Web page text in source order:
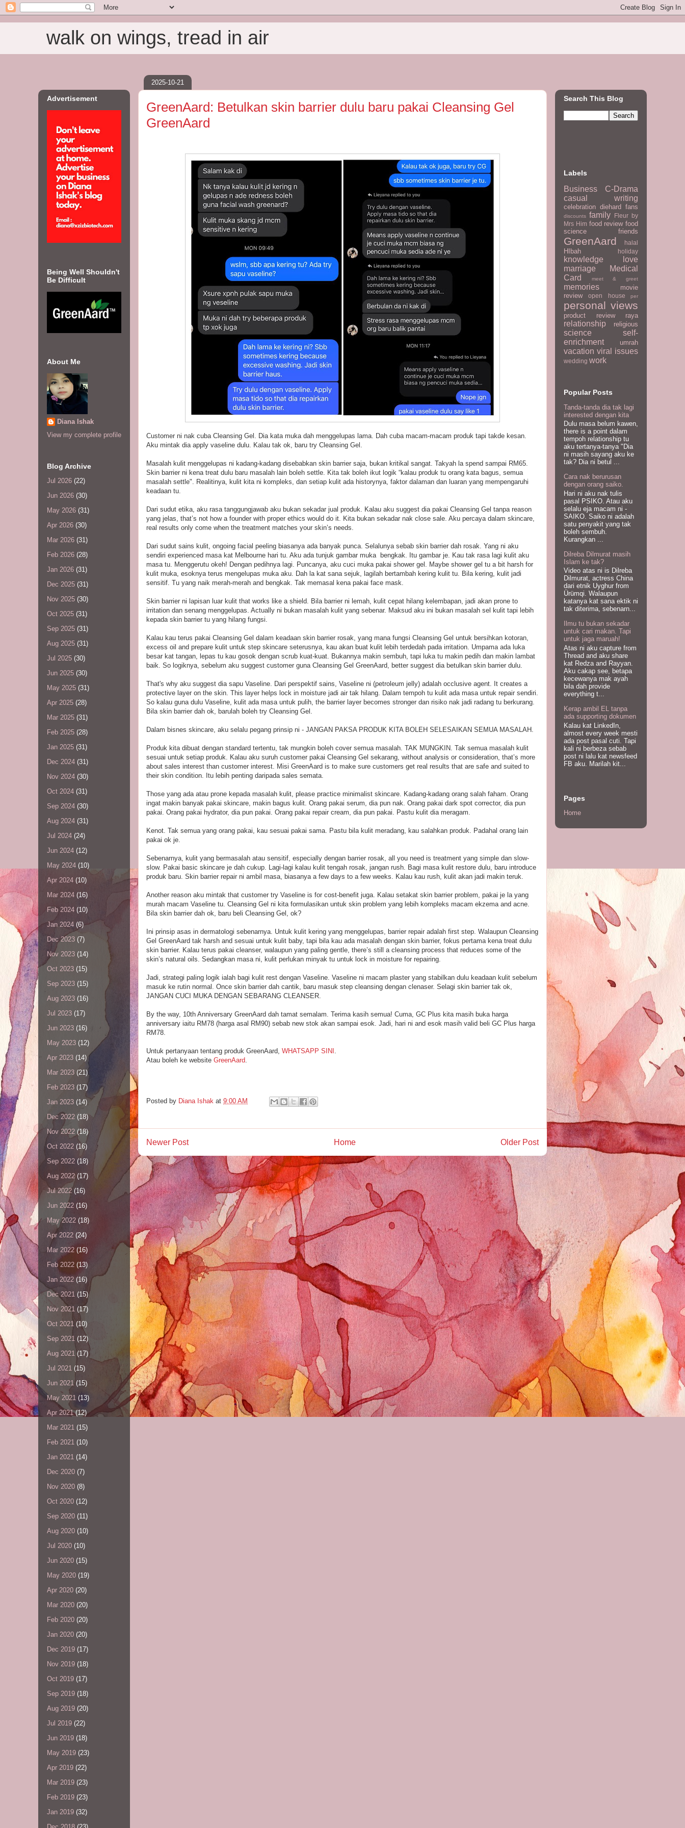
walk on wings, tread in air
2025-10-21
GreenAard: Betulkan skin barrier dulu baru pakai Cleansing Gel
GreenAard
Customer ni nak cuba Cleansing Gel. Dia kata muka dah menggelupas lama. Dah cuba macam-macam produk tapi takde kesan.
Aku mintak dia apply vaseline dulu. Kalau tak ok, baru try Cleansing Gel.
Masalah kulit menggelupas ni kadang-kadang disebabkan skin barrier saja, bukan kritikal sangat. Takyah la spend sampai RM65.
Skin barrier ni kena treat dulu baru masalah lain boleh settle. Kita tak boleh ikut logik “kalau produk tu orang kata bagus, semua
masalah settle". Realitinya, kulit kita ni kompleks, dan setiap kulit ada historynya, faktor dalaman dan luaran yang mempengaruhi
keadaan tu.
Dari sudut etika, aku rasa tanggungjawab aku bukan sekadar jual produk. Kalau aku suggest dia pakai Cleansing Gel tanpa reason
yang jelas, that’s not how a founder with proper ethics would do it. Kita bukan sekadar nak close sale. Aku percaya dalam skincare,
real results only come when the treatment matches your skin’s needs.
Dari sudut sains kulit, ongoing facial peeling biasanya ada banyak punca. Selalunya sebab skin barrier dah rosak. Yang ni aku
sendiri experienced masa kat Melbourne hari tu. Aku ada tunjuk gambar muka bengkak. Itu gambar je. Kau tak rasa lagi kulit aku
masa tu. Menggerutu okeh! Dengan pedihnya lagi. Puncanya, aku cuci muka pakai shower gel. Maybe shower gel tu a bit harsh for
kulit muka, esoknya terus mengelupas muka aku. Dah la kat sana sejuk, lagilah bertambah kering kulit tu. Bila kering, kulit jadi
sensitif. Tu yang naik merah-merah and bengkak. Tak memasal kena pakai face mask.
Skin barrier ni lapisan luar kulit that works like a shield. Bila barrier ni lemah, kulit cepat hilang kelembapan, jadi akan prone to
irritation dan senang menggelupas. Actually ni bukan masalah kulit yang sebenar. Maksud aku ini bukan masalah sel kulit tapi lebih
kepada skin barrier tu yang hilang fungsi.
Kalau kau terus pakai Cleansing Gel dalam keadaan skin barrier rosak, yang mana fungsi Cleansing Gel untuk bersihkan kotoran,
excess oil and prepare kulit untuk step skincare seterusnya, kau akan buat kulit lebih terdedah pada irritation. Umpama ada luka
besar kat tangan, lepas tu kau gosok dengan scrub kuat-kuat. Bukannya makin sembuh, tapi luka tu makin pedih dan makin lambat
baik. So logiknya, sebelum aku suggest customer guna Cleansing Gel GreenAard, better suggest dia betulkan skin barrier dulu.
That's why aku suggest dia sapu Vaseline. Dari perspektif sains, Vaseline ni (petroleum jelly) adalah occlusive agent. It creates a
protective layer on the skin. This layer helps lock in moisture jadi air tak hilang. Dalam tempoh tu kulit ada masa untuk repair sendiri.
So kalau guna dulu Vaseline, kulit ada masa untuk pulih, the barrier layer becomes stronger dan risiko nak jadi radang tu berkurang.
Bila skin barrier dah ok, barulah boleh try Cleansing Gel.
Dalam bisnes skincare, aku selalu pegang prinsip ni - JANGAN PAKSA PRODUK KITA BOLEH SELESAIKAN SEMUA MASALAH.
Produk kita dibuat dengan standard tertentu, tak mungkin boleh cover semua masalah. TAK MUNGKIN. Tak semua masalah kulit
sesuai untuk setiap produk. Kalau aku suruh customer pakai Cleansing Gel sekarang, without analysis or consideration, that’s more
about sales interest than customer interest. Misi GreenAard is to make sure customers get real results that are safe and suited to
their skin condition. Itu lebih penting daripada sales semata.
Those yang ada atau prone kepada masalah kulit, please practice minimalist skincare. Kadang-kadang orang salah faham. Orang
ingat makin banyak pakai skincare, makin bagus kulit. Orang pakai serum, dia pun nak. Orang pakai dark spot corrector, dia pun
pakai. Orang pakai hydrator, dia pun pakai. Orang pakai repair cream, dia pun pakai. Pastu kulit dia meragam.
Kenot. Tak semua yang orang pakai, kau sesuai pakai sama. Pastu bila kulit meradang, kau salahkan produk. Padahal orang lain
pakai ok je.
Sebenarnya, kulit yang bermasalah atau sensitif, especially dengan barrier rosak, all you need is treatment yang simple dan slow-
slow. Pakai basic skincare je dah cukup. Lagi-lagi kalau kulit tengah rosak, jangan rush. Bagi masa kulit restore dulu, baru introduce
produk baru. Skin barrier repair ni ambil masa, biasanya a few days to a few weeks. Kalau kau rush, kulit akan jadi makin teruk.
Another reason aku mintak that customer try Vaseline is for cost-benefit juga. Kalau setakat skin barrier problem, pakai je la yang
murah macam Vaseline tu. Cleansing Gel ni kita formulasikan untuk skin problem yang lebih kompleks macam ekzema and acne.
Bila skin barrier dah ok, baru beli Cleansing Gel, ok?
Ini prinsip asas in dermatologi sebenarnya. Untuk kulit kering yang menggelupas, barrier repair adalah first step. Walaupun Cleansing
Gel GreenAard tak harsh and sesuai untuk kulit baby, tapi bila kau ada masalah dengan skin barrier, fokus pertama kena treat dulu
skin barrier. Kalau terus pakai cleanser, walaupun yang paling gentle, there’s still a cleansing process that reduces some of the
skin’s natural oils. Sedangkan masa ni, kulit perlukan minyak tu untuk lock in moisture for repairing.
Jadi, strategi paling logik ialah bagi kulit rest dengan Vaseline. Vaseline ni macam plaster yang stabilkan dulu keadaan kulit sebelum
masuk ke rutin normal. Once skin barrier dah cantik, baru masuk step cleansing dengan clenaser. Selagi skin barrier tak ok,
JANGAN CUCI MUKA DENGAN SEBARANG CLEANSER.
By the way, 10th Anniversary GreenAard dah tamat semalam. Terima kasih semua! Cuma, GC Plus kita masih buka harga
anniversary iaitu RM78 (harga asal RM90) sebab new stok akan sampai esok. Jadi, hari ni and esok masih valid beli GC Plus harga
RM78.
Untuk pertanyaan tentang produk GreenAard, WHATSAPP SINI .
Atau boleh ke website GreenAard.
Posted by Diana Ishak at 9:00 AM
Newer Post Older Post
Home
Advertisement
Being Well Shouldn't
Be Difficult
About Me
Diana Ishak
View my complete profile
Blog Archive
Jul 2026 (22)
Jun 2026 (30)
May 2026 (31)
Apr 2026 (30)
Mar 2026 (31)
Feb 2026 (28)
Jan 2026 (31)
Dec 2025 (31)
Nov 2025 (30)
Oct 2025 (31)
Sep 2025 (31)
Aug 2025 (31)
Jul 2025 (30)
Jun 2025 (30)
May 2025 (31)
Apr 2025 (28)
Mar 2025 (31)
Feb 2025 (28)
Jan 2025 (31)
Dec 2024 (31)
Nov 2024 (30)
Oct 2024 (31)
Sep 2024 (30)
Aug 2024 (31)
Jul 2024 (24)
Jun 2024 (12)
May 2024 (10)
Apr 2024 (10)
Mar 2024 (16)
Feb 2024 (10)
Jan 2024 (6)
Dec 2023 (7)
Nov 2023 (14)
Oct 2023 (15)
Sep 2023 (15)
Aug 2023 (16)
Jul 2023 (17)
Jun 2023 (16)
May 2023 (12)
Apr 2023 (14)
Mar 2023 (21)
Feb 2023 (17)
Jan 2023 (14)
Dec 2022 (18)
Nov 2022 (18)
Oct 2022 (16)
Sep 2022 (18)
Aug 2022 (17)
Jul 2022 (16)
Jun 2022 (16)
May 2022 (18)
Apr 2022 (24)
Mar 2022 (16)
Feb 2022 (13)
Jan 2022 (16)
Dec 2021 (15)
Nov 2021 (17)
Oct 2021 (10)
Sep 2021 (12)
Aug 2021 (17)
Jul 2021 (15)
Jun 2021(15)
May 2021 (13)
Apr 2021(12)
Mar 2021 (15)
Feb 2021 (10)
Jan 2021 (14)
Dec 2020 (7)
Nov 2020 (8)
Oct 2020 (12)
Sep 2020 (11)
Aug 2020 (10)
Jul 2020 (10)
Jun 2020 (15)
May 2020 (19)
Apr 2020 (20)
Mar 2020 (20)
Feb 2020 (20)
Jan 2020 (20)
Dec 2019 (17)
Nov 2019 (18)
Oct 2019 (17)
Sep 2019 (18)
Aug 2019 (20)
Jul 2019 (22)
Jun 2019 (18)
May 2019 (23)
Apr 2019 (22)
Mar 2019 (23)
Feb 2019 (23)
Jan 2019 (32)
Search This Blog
Labels
Business
C-Drama
casual writing
celebration diehard fans
discounts family
Fleur by
Mrs Him food review food
science
friends
GreenAard halal
HIbah holiday
knowledge
love
marriage
Medical
Card
meet & greet
memories
movie
review
open house per
personal views
product review raya
relationship religious
science
self-
enrichment
umrah
vacation viral issues
wedding work
Popular Posts
Tanda-tanda dia tak lagi
interested dengan kita
Dulu masa belum kawen,
there is a point dalam
tempoh relationship tu
aku tertanya-tanya "Dia
ni masih sayang aku ke
tak? Dia ni betul ...
Cara nak berurusan
dengan orang saiko.
Hari ni aku nak tulis
pasal PSIKO. Atau aku
selalu eja macam ni -
SAIKO. Saiko ni adalah
satu penyakit yang tak
boleh sembuh.
Kurangkan ...
Dilreba Dilmurat masih
Islam ke tak?
Video atas ni is Dilreba
Dilmurat, actress China
dari etnik Uyghur from
Ürümqi. Walaupun
katanya kat sana ektik ni
tak diterima, sebenarn...
Ilmu tu bukan sekadar
untuk cari makan. Tapi
untuk jaga maruah!
Atas ni aku capture from
Thread and aku share
kat Redza and Rayyan.
Aku cakap see, betapa
kecewanya mak ayah
bila dah provide
everything t...
Kerap ambil EL tanpa
ada supporting dokumen
Kalau kat LinkedIn,
almost every week mesti
ada post pasal cuti. Tapi
kali ni berbeza sebab
post ni lalu kat newsfeed
FB aku. Marilah kit...
Pages
Home